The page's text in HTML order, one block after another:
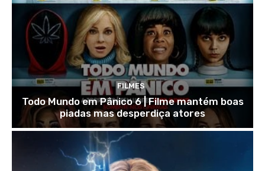
FILMES
Todo Mundo em Pânico 6 | Filme mantém boas
piadas mas desperdiça atores